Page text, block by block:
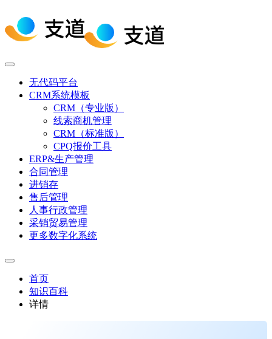
无代码平台
CRM系统模板
CRM（专业版）
线索商机管理
CRM（标准版）
CPQ报价工具
ERP&生产管理
合同管理
进销存
售后管理
人事行政管理
采销贸易管理
更多数字化系统
首页
知识百科
详情